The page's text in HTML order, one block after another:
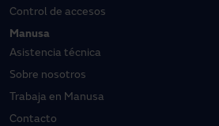
Control de accesos
Manusa
Asistencia técnica
Sobre nosotros
Trabaja en Manusa
Contacto